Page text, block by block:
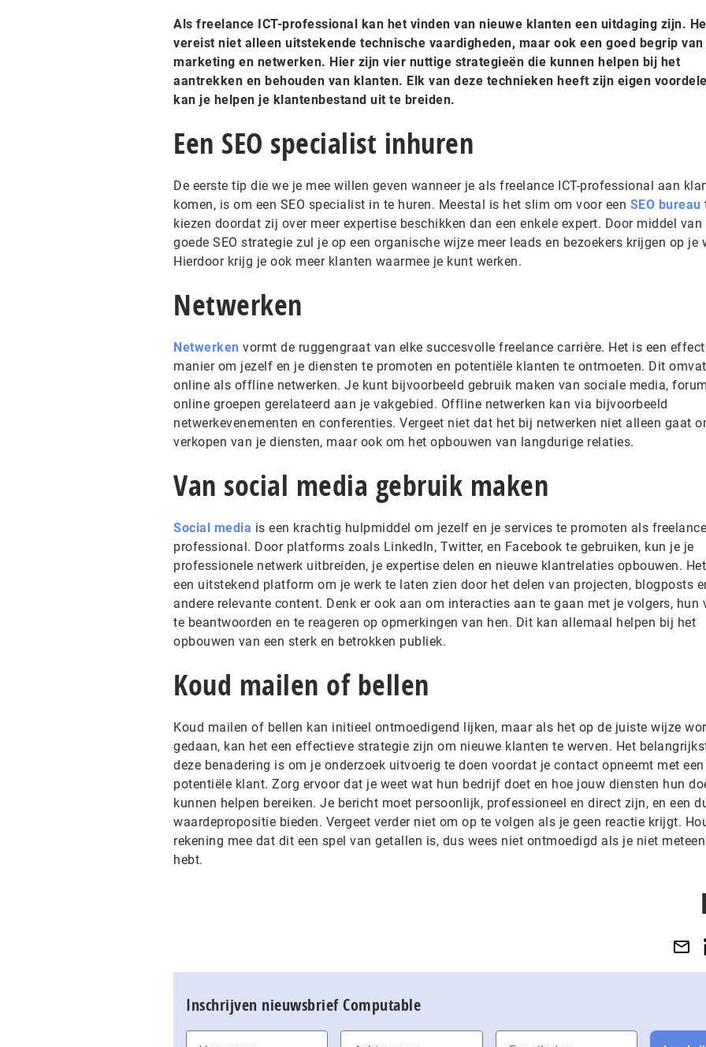
Als freelance ICT-professional kan het vinden van nieuwe klanten een uitdaging zijn.
vereist niet alleen uitstekende technische vaardigheden, maar ook een goed begrip van
marketing en netwerken. Hier zijn vier nuttige strategieën die kunnen helpen bij het
aantrekken en behouden van klanten. Elk van deze technieken heeft zijn eigen
kan je helpen je klantenbestand uit te breiden.
Een SEO specialist inhuren
De eerste tip die we je mee willen geven wanneer je als freelance ICT-professional aan
komen, is om een SEO specialist in te huren. Meestal is het slim om voor een SEO bureau
kiezen doordat zij over meer expertise beschikken dan een enkele expert. Door middel van
goede SEO strategie zul je op een organische wijze meer leads en bezoekers krijgen op je
Hierdoor krijg je ook meer klanten waarmee je kunt werken.
Netwerken
Netwerken vormt de ruggengraat van elke succesvolle freelance carrière. Het is een
manier om jezelf en je diensten te promoten en potentiële klanten te ontmoeten. Dit
online als offline netwerken. Je kunt bijvoorbeeld gebruik maken van sociale media,
online groepen gerelateerd aan je vakgebied. Offline netwerken kan via bijvoorbeeld
netwerkevenementen en conferenties. Vergeet niet dat het bij netwerken niet alleen gaat
verkopen van je diensten, maar ook om het opbouwen van langdurige relaties.
Van social media gebruik maken
Social media is een krachtig hulpmiddel om jezelf en je services te promoten als freelance
professional. Door platforms zoals LinkedIn, Twitter, en Facebook te gebruiken, kun je je
professionele netwerk uitbreiden, je expertise delen en nieuwe klantrelaties opbouwen.
een uitstekend platform om je werk te laten zien door het delen van projecten, blogposts
andere relevante content. Denk er ook aan om interacties aan te gaan met je volgers, hun
te beantwoorden en te reageren op opmerkingen van hen. Dit kan allemaal helpen bij het
opbouwen van een sterk en betrokken publiek.
Koud mailen of bellen
Koud mailen of bellen kan initieel ontmoedigend lijken, maar als het op de juiste wijze
gedaan, kan het een effectieve strategie zijn om nieuwe klanten te werven. Het
deze benadering is om je onderzoek uitvoerig te doen voordat je contact opneemt met een
potentiële klant. Zorg ervoor dat je weet wat hun bedrijf doet en hoe jouw diensten hun
kunnen helpen bereiken. Je bericht moet persoonlijk, professioneel en direct zijn, en een
waardepropositie bieden. Vergeet verder niet om op te volgen als je geen reactie krijgt.
rekening mee dat dit een spel van getallen is, dus wees niet ontmoedigd als je niet
hebt.
Inschrijven nieuwsbrief Computable